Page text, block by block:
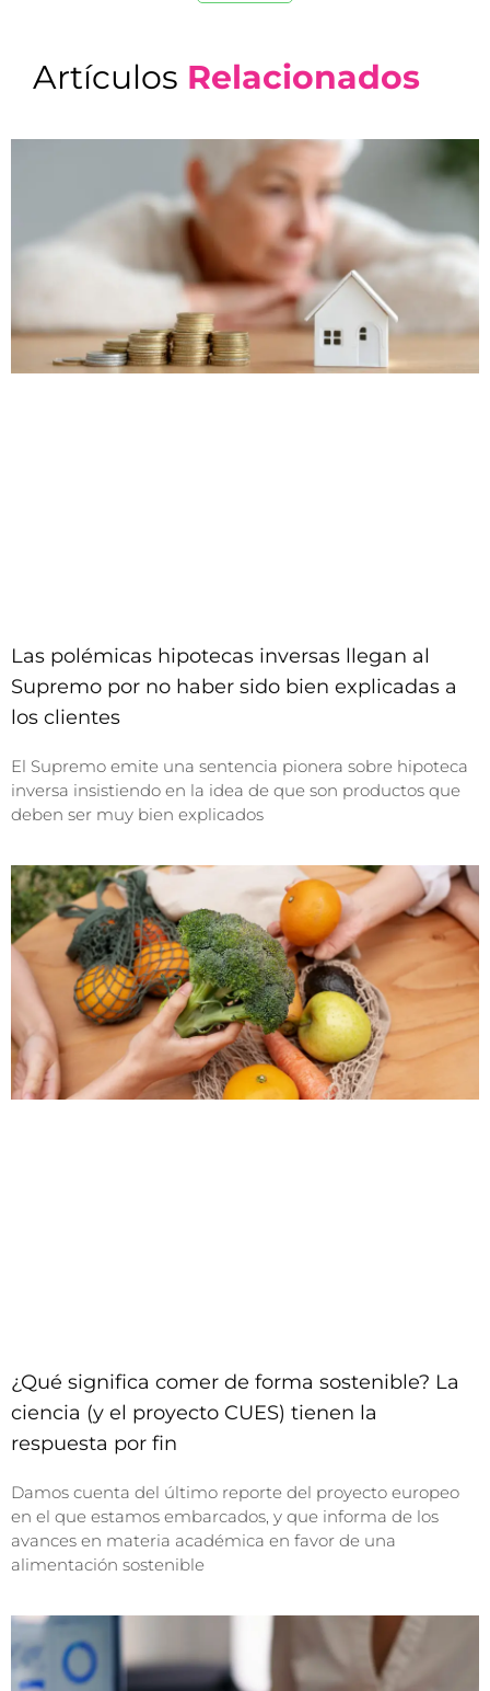
Artículos Relacionados
Las polémicas hipotecas inversas llegan al
Supremo por no haber sido bien explicadas a
los clientes
El Supremo emite una sentencia pionera sobre hipoteca
inversa insistiendo en la idea de que son productos que
deben ser muy bien explicados
¿Qué significa comer de forma sostenible? La
ciencia (y el proyecto CUES) tienen la
respuesta por fin
Damos cuenta del último reporte del proyecto europeo
en el que estamos embarcados, y que informa de los
avances en materia académica en favor de una
alimentación sostenible